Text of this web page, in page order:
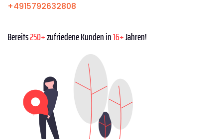
+4915792632808
Bereits250+zufriedene Kunden in16+Jahren!